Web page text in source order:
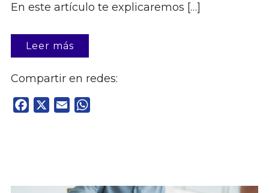
En este artículo te explicaremos […]
Leer más
Compartir en redes:
Facebook Email